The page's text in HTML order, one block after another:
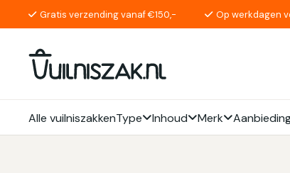
Gratis verzending vanaf €150,- Op werkdagen
Alle vuilniszakkenType Inhoud Merk